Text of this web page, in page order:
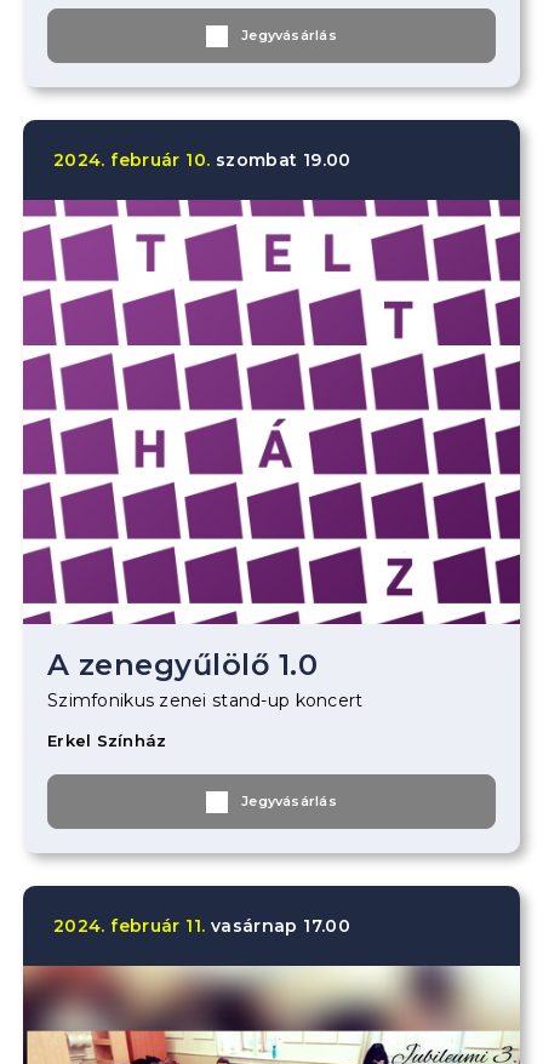
Jegyvásárlás
2024. február 10. szombat 19.00
A zenegyűlölő 1.0
Szimfonikus zenei stand-up koncert
Erkel Színház
Jegyvásárlás
2024. február 11. vasárnap 17.00